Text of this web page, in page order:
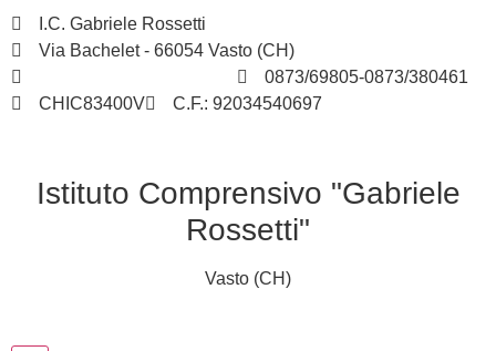
I.C. Gabriele Rossetti
Via Bachelet - 66054 Vasto (CH)
0873/69805-0873/380461
CHIC83400V
C.F.: 92034540697
Istituto Comprensivo "Gabriele
Rossetti"
Vasto (CH)